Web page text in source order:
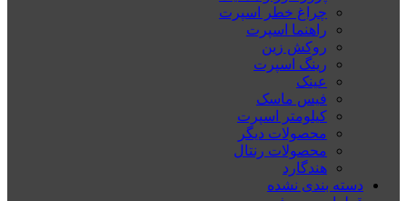
چراغ خطر اسپرت
راهنما اسپرت
روکش زین
رینگ اسپرت
عینک
فیس ماسک
کیلومتر اسپرت
محصولات دیگر
محصولات رنتال
هندگارد
دسته بندی نشده